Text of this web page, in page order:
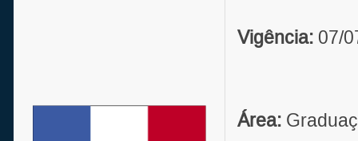
Vigência: 07/
Área: